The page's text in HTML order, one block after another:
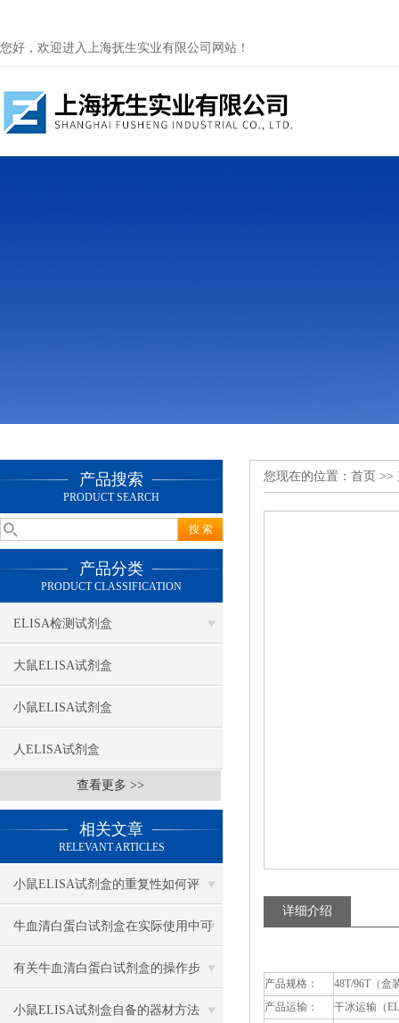
您好，欢迎进入上海抚生实业有限公司网站！
产品搜索
PRODUCT SEARCH
产品分类
PRODUCT CLASSIFICATION
ELISA检测试剂盒
大鼠ELISA试剂盒
小鼠ELISA试剂盒
人ELISA试剂盒
查看更多 >>
相关文章
RELEVANT ARTICLES
小鼠ELISA试剂盒的重复性如何评
估？
牛血清白蛋白试剂盒在实际使用中可
分为多种类型测定
有关牛血清白蛋白试剂盒的操作步
骤，以下有详细说明
小鼠ELISA试剂盒自备的器材方法
您现在的位置： 首页 >>
详细介绍
产品规格：
48T/96T（盒
产品运输：
干冰运输（